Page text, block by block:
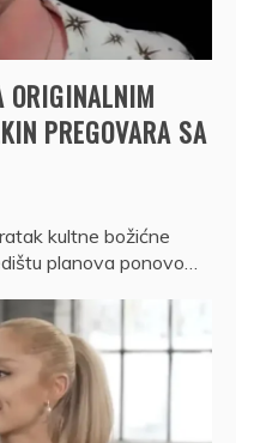
ORIGINALNIM
PREGOVARA SA
kultne božićne
planova ponovo…